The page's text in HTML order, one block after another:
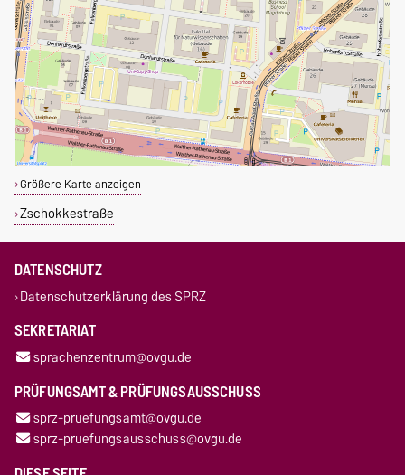
Größere Karte anzeigen
Zschokkestraße
DATENSCHUTZ
Datenschutzerklärung des SPRZ
SEKRETARIAT
sprachenzentrum@ovgu.de
PRÜFUNGSAMT & PRÜFUNGSAUSSCHUSS
sprz-pruefungsamt@ovgu.de
sprz-pruefungsausschuss@ovgu.de